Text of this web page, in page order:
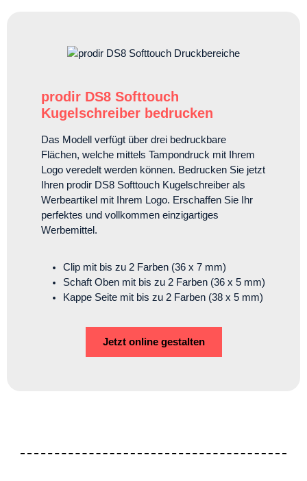
prodir DS8 Softtouch
Kugelschreiber bedrucken
Das Modell verfügt über drei bedruckbare
Flächen, welche mittels Tampondruck mit Ihrem
Logo veredelt werden können. Bedrucken Sie jetzt
Ihren prodir DS8 Softtouch Kugelschreiber als
Werbeartikel mit Ihrem Logo. Erschaffen Sie Ihr
perfektes und vollkommen einzigartiges
Werbemittel.
Clip mit bis zu 2 Farben (36 x 7 mm)
Schaft Oben mit bis zu 2 Farben (36 x 5 mm)
Kappe Seite mit bis zu 2 Farben (38 x 5 mm)
Jetzt online gestalten